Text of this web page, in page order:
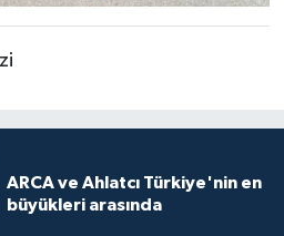
ARCA ve Ahlatcı Türkiye'nin en
büyükleri arasında